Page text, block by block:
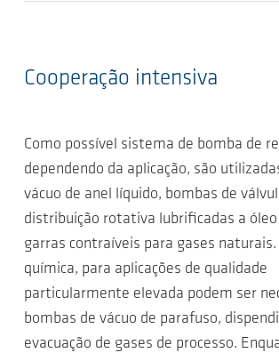
Cooperação intensiva
Como possível sistema de bomba de
dependendo da aplicação, são
vácuo de anel líquido, bombas de
distribuição rotativa lubrificadas a
garras contraíveis para gases
química, para aplicações de qualidade
particularmente elevada podem ser
bombas de vácuo de parafuso,
evacuação de gases de processo.